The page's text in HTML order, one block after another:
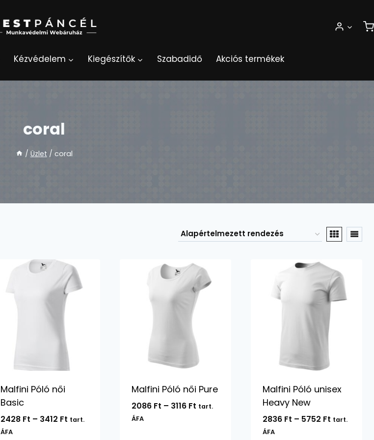
Kézvédelem Kiegészítők Szabadidő Akciós termékek
coral
/ Üzlet / coral
Malfini Póló női
Basic
2428 Ft – 3412 FtÁrtartomány:
tart.
ÁFA
Malfini Póló női Pure
2086 Ft – 3116 Ft Ártartomány:
tart.
ÁFA
Malfini Póló unisex
Heavy New
2836 Ft – 5752 Ft tart.
ÁFA